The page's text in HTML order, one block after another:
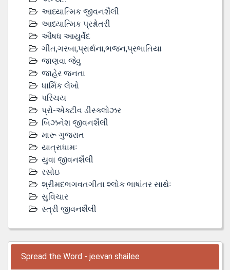
આધ્યાત્મિક જીવનશૈલી
આધ્યાત્મિક પ્રશ્નોતરી
ઔષધ આયુર્વેદ
ગીત,ગરબા,પ્રાર્થના,ભજન,પ્રભાતિયા
જાણવા જેવુ
જાહેર જનતા
ધાર્મિક લેખો
પરિચય
પ્રો-એક્ટીવ ડીસ્‍ક્લોઝર
બિઝનેશ જીવનશૈલી
મારૂ ગુજરાત
યાત્રાધામઃ
યુવા જીવનશૈલી
રસોઇ
શ્રીમદભગવતગીતા શ્લોક ભાષાંતર સાથેઃ
સુવિચાર
સ્ત્રી જીવનશૈલી
Spread the Word - jeevan shailee